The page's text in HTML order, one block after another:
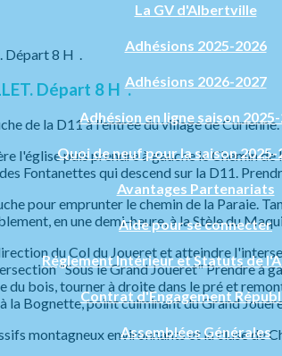
La GV d'Albertville
Adhésions 2025-2026
Adhésions 2026-2027
Adhésion en ligne saison
Quoi de neuf pour la saison 2025-
Avantages Partenariats
Aide pour se connecter
Réglement Intérieur et Statuts de
Contrat d'Engagement
Assemblées Générales
Départ 8 H .
de la D11 à l'entrée du village de Curienne.
l'église puis prendre à gauche le Chemin
Fontanettes qui descend sur la D11.
pour emprunter le chemin de la Paraie.
en une demi-heure, à la Stèle du
du Col du Joueret et atteindre
"Sous le Grand Joueret" Prendre à
du bois, tourner à droite dans le pré et
la Bognette, point culminant du Grand
montagneux environnants et la cluse de